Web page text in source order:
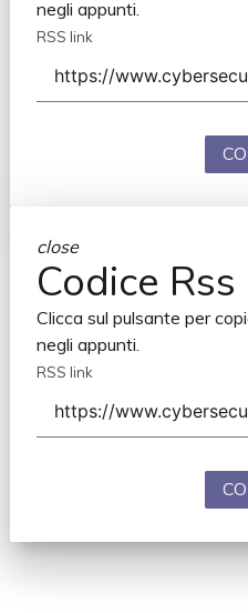
negli appunti.
RSS link
close
Codice Rss
Clicca sul pulsante per
negli appunti.
RSS link